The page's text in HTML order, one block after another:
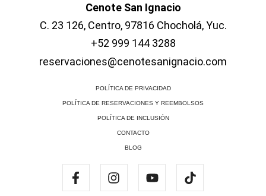
Cenote San Ignacio
C. 23 126, Centro, 97816 Chocholá, Yuc.
+52 999 144 3288
reservaciones@cenotesanignacio.com
POLÍTICA DE PRIVACIDAD
POLÍTICA DE RESERVACIONES Y REEMBOLSOS
POLÍTICA DE INCLUSIÓN
CONTACTO
BLOG